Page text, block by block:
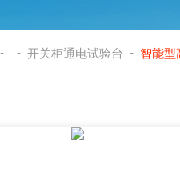
- - 开关柜通电试验台 - 智能型